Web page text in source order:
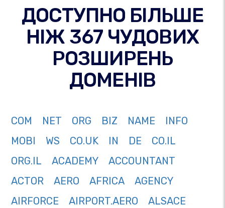
ДОСТУПНО БІЛЬШЕ
НІЖ 367 ЧУДОВИХ
РОЗШИРЕНЬ
ДОМЕНІВ
COM NET ORG BIZ NAME
INFO
MOBI
WS CO.UK IN DE
CO.IL
ORG.IL
ACADEMY
ACCOUNTANT
ACTOR
AERO AFRICA
AGENCY
AIRFORCE
AIRPORT.AERO
ALSACE